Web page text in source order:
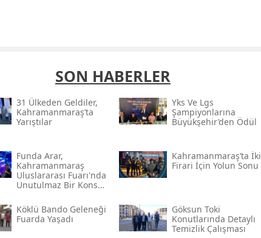
SON HABERLER
31 Ülkeden Geldiler,
Kahramanmaraş’ta
Yarıştılar
Yks Ve Lgs
Şampiyonlarına
Büyükşehir’den Ödül
Funda Arar,
Kahramanmaraş
Uluslararası Fuarı'nda
Unutulmaz Bir Konser
Kahramanmaraş’ta İki
Firari İçin Yolun Sonu
Köklü Bando Geleneği
Fuarda Yaşadı
Göksun Toki̇
Konutlarında Detaylı
Temizlik Çalışması